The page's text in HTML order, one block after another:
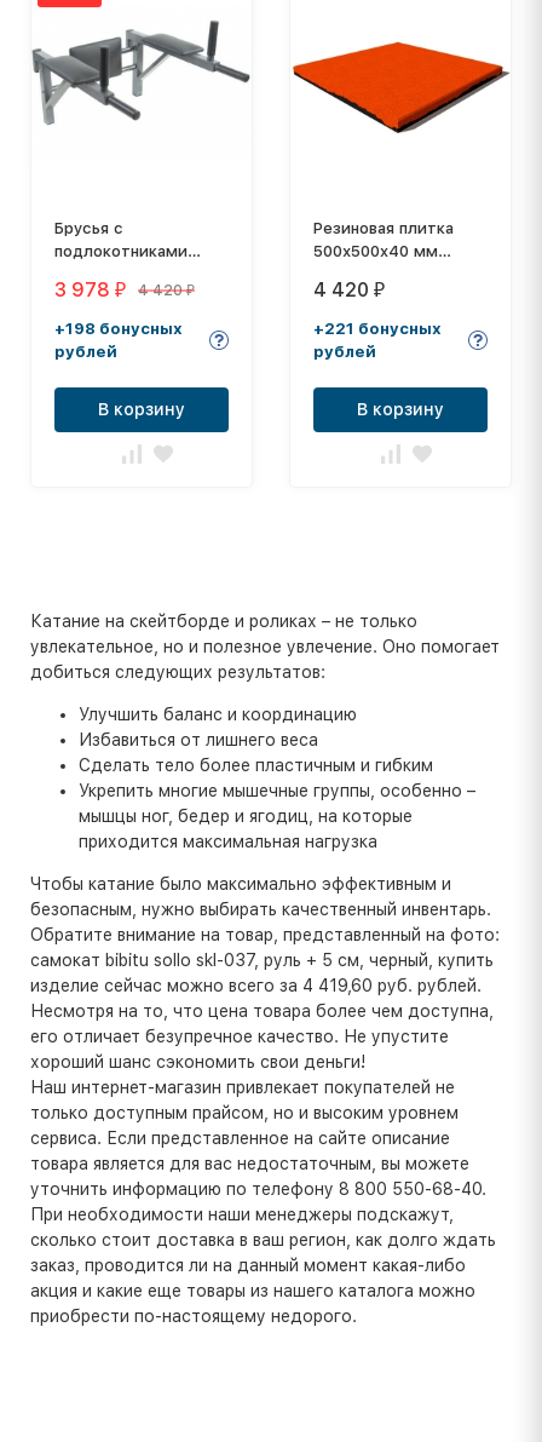
Брусья с
подлокотниками
серебро
3 978 ₽ 4 420₽
+198 бонусных
рублей
В корзину
Резиновая плитка
500х500x40 мм
4 420 ₽
+221 бонусных
рублей
В корзину
Катание на скейтборде и роликах – не только
увлекательное, но и полезное увлечение. Оно помогает
добиться следующих результатов:
Улучшить баланс и координацию
Избавиться от лишнего веса
Сделать тело более пластичным и гибким
Укрепить многие мышечные группы, особенно –
мышцы ног, бедер и ягодиц, на которые
приходится максимальная нагрузка
Чтобы катание было максимально эффективным и
безопасным, нужно выбирать качественный инвентарь.
Обратите внимание на товар, представленный на фото:
самокат bibitu sollo skl-037, руль + 5 см, черный, купить
изделие сейчас можно всего за 4 419,60 руб. рублей.
Несмотря на то, что цена товара более чем доступна,
его отличает безупречное качество. Не упустите
хороший шанс сэкономить свои деньги!
Наш интернет-магазин привлекает покупателей не
только доступным прайсом, но и высоким уровнем
сервиса. Если представленное на сайте описание
товара является для вас недостаточным, вы можете
уточнить информацию по телефону 8 800 550-68-40.
При необходимости наши менеджеры подскажут,
сколько стоит доставка в ваш регион, как долго ждать
заказ, проводится ли на данный момент какая-либо
акция и какие еще товары из нашего каталога можно
приобрести по-настоящему недорого.